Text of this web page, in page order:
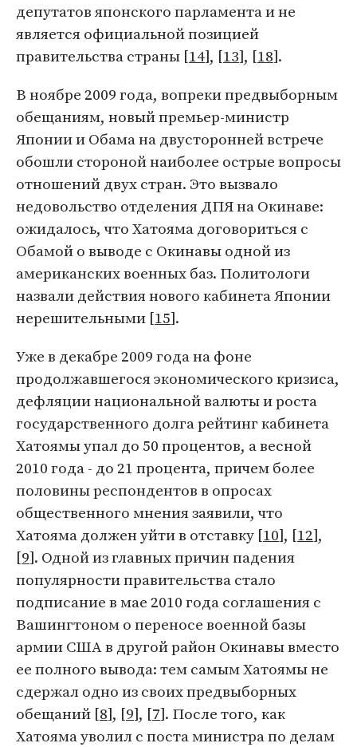
депутатов японского парламента и не
является официальной позицией
правительства страны [14], [13], [18].
В ноябре 2009 года, вопреки предвыборным
обещаниям, новый премьер-министр
Японии и Обама на двусторонней встрече
обошли стороной наиболее острые вопросы
отношений двух стран. Это вызвало
недовольство отделения ДПЯ на Окинаве:
ожидалось, что Хатояма договориться с
Обамой о выводе с Окинавы одной из
американских военных баз. Политологи
назвали действия нового кабинета Японии
нерешительными [15].
Уже в декабре 2009 года на фоне
продолжавшегося экономического кризиса,
дефляции национальной валюты и роста
государственного долга рейтинг кабинета
Хатоямы упал до 50 процентов, а весной
2010 года - до 21 процента, причем более
половины респондентов в опросах
общественного мнения заявили, что
Хатояма должен уйти в отставку [10], [12],
[9]. Одной из главных причин падения
популярности правительства стало
подписание в мае 2010 года соглашения с
Вашингтоном о переносе военной базы
армии США в другой район Окинавы вместо
ее полного вывода: тем самым Хатоямы не
сдержал одно из своих предвыборных
обещаний [8], [9], [7]. После того, как
Хатояма уволил с поста министра по делам